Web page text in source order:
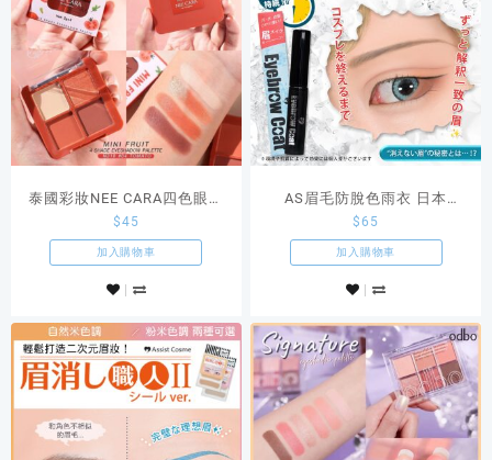
泰國彩妝NEE CARA四色眼影
Mini Fuits 04 #Tomato
$45
加入購物車
AS眉毛防脫色雨衣 日本
ASSIST 原創Cosplay化妝品
$65
加入購物車